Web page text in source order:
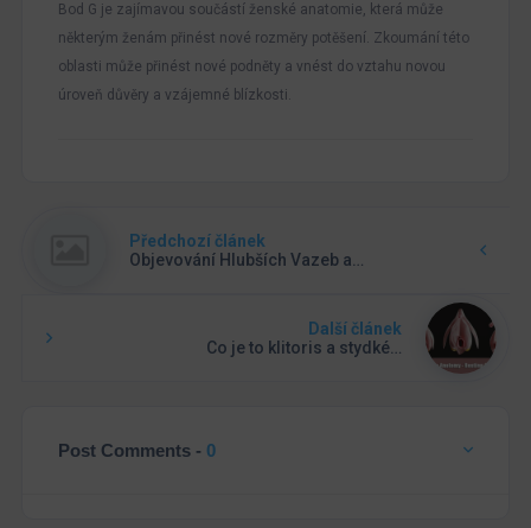
Bod G je zajímavou součástí ženské anatomie, která může
některým ženám přinést nové rozměry potěšení. Zkoumání této
oblasti může přinést nové podněty a vnést do vztahu novou
úroveň důvěry a vzájemné blízkosti.
Předchozí článek
Objevování Hlubších Vazeb a…
Další článek
Co je to klitoris a stydké…
Post Comments - 0